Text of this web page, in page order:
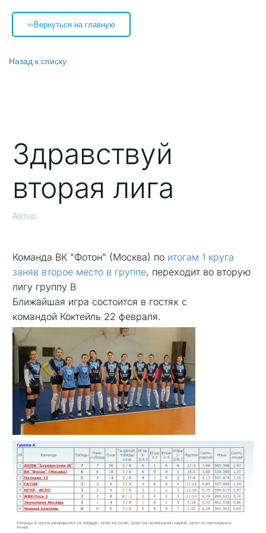
⇦Вернуться на главную
Назад к списку
Здравствуй
вторая лига
Автор:
Команда ВК "Фотон" (Москва) по итогам 1 круга
заняв второе место в группе, переходит во вторую
лигу группу В
Ближайшая игра состоится в гостях с
командой Коктейль 22 февраля.